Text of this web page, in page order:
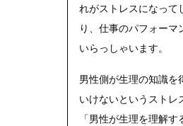
れがストレスになって
り、仕事のパフォーマ
いらっしゃいます。
男性側が生理の知識を
いけないというストレ
「男性が生理を理解